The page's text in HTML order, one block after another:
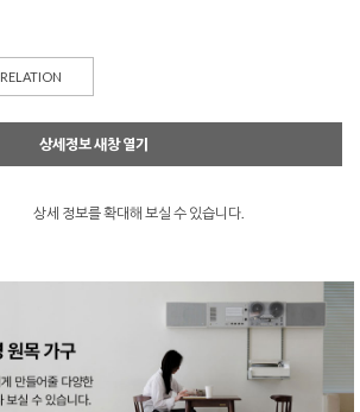
RELATION
상세정보 새창 열기
상세 정보를 확대해 보실 수 있습니다.